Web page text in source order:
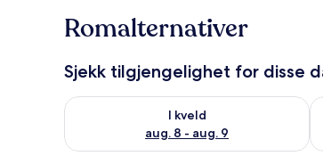
Romalternativer
Sjekk tilgjengelighet for disse
I kveld
aug. 8 - aug. 9
Sjekk tilgjengelighet for i kveld, aug. 8 -